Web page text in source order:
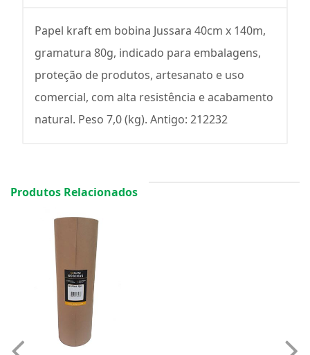
Papel kraft em bobina Jussara 40cm x 140m,
gramatura 80g, indicado para embalagens,
proteção de produtos, artesanato e uso
comercial, com alta resistência e acabamento
natural. Peso 7,0 (kg). Antigo: 212232
Produtos Relacionados